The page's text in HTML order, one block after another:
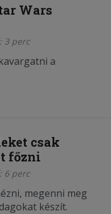
Wars
3 perc
a
csak
főzni
6 perc
megenni meg
készít.